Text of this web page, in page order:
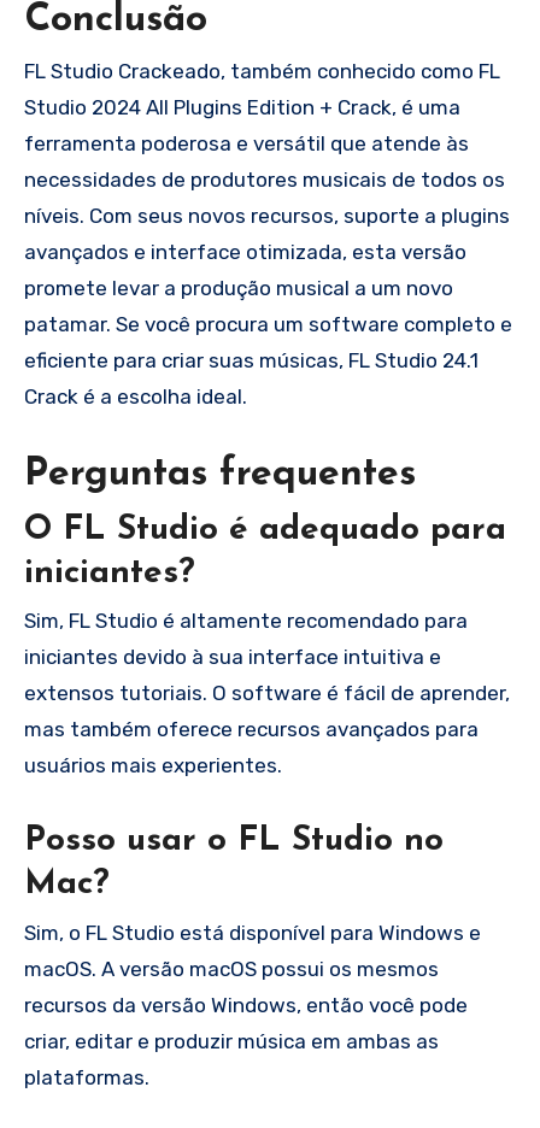
Conclusão
FL Studio Crackeado, também conhecido como FL
Studio 2024 All Plugins Edition + Crack, é uma
ferramenta poderosa e versátil que atende às
necessidades de produtores musicais de todos os
níveis. Com seus novos recursos, suporte a plugins
avançados e interface otimizada, esta versão
promete levar a produção musical a um novo
patamar. Se você procura um software completo e
eficiente para criar suas músicas, FL Studio 24.1
Crack é a escolha ideal.
Perguntas frequentes
O FL Studio é adequado para
iniciantes?
Sim, FL Studio é altamente recomendado para
iniciantes devido à sua interface intuitiva e
extensos tutoriais. O software é fácil de aprender,
mas também oferece recursos avançados para
usuários mais experientes.
Posso usar o FL Studio no
Mac?
Sim, o FL Studio está disponível para Windows e
macOS. A versão macOS possui os mesmos
recursos da versão Windows, então você pode
criar, editar e produzir música em ambas as
plataformas.